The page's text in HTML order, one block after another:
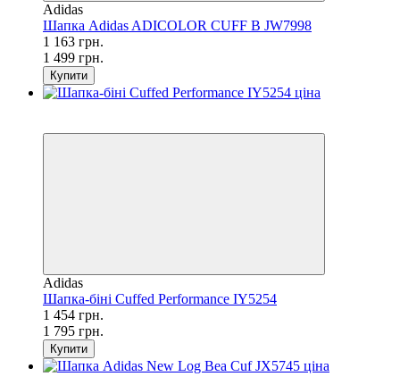
Adidas
Шапка Adidas ADICOLOR CUFF B JW7998
1 163 грн.
1 499 грн.
Купити
Adidas
Шапка-біні Cuffed Performance IY5254
1 454 грн.
1 795 грн.
Купити